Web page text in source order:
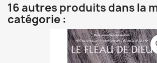
16 autres produits dans la
catégorie :